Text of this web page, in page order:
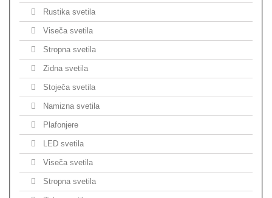
Rustika svetila
Viseča svetila
Stropna svetila
Zidna svetila
Stoječa svetila
Namizna svetila
Plafonjere
LED svetila
Viseča svetila
Stropna svetila